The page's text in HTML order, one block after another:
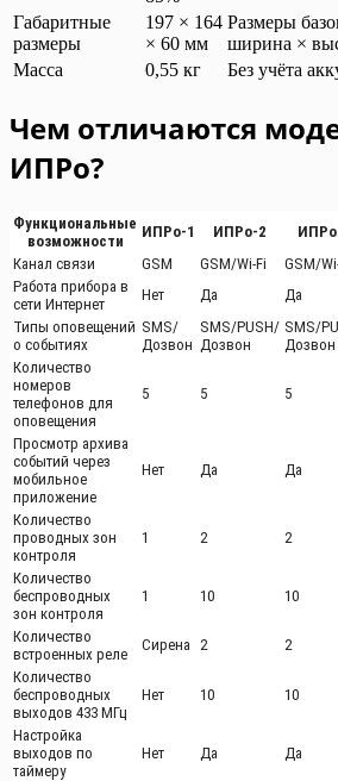
Габаритные
размеры
197 × 164
× 60 мм
Размеры
ширина ×
Масса
0,55 кг Без учёта
Чем отличаются
ИПРо?
Функциональные
возможности
ИПРо-1 ИПРо-2
Канал связи
GSM GSM/Wi-Fi GSM/
Работа прибора в
сети Интернет
Нет Да Да
Типы оповещений
о событиях
SMS/
Дозвон
SMS/PUSH/
Дозвон
SMS/
Дозвон
Количество
номеров
телефонов для
оповещения
5 5 5
Просмотр архива
событий через
мобильное
приложение
Нет Да Да
Количество
проводных зон
контроля
1 2 2
Количество
беспроводных
зон контроля
1 10 10
Количество
встроенных реле
Сирена 2 2
Количество
беспроводных
выходов 433 МГц
Нет 10 10
Настройка
выходов по
таймеру
Нет Да Да